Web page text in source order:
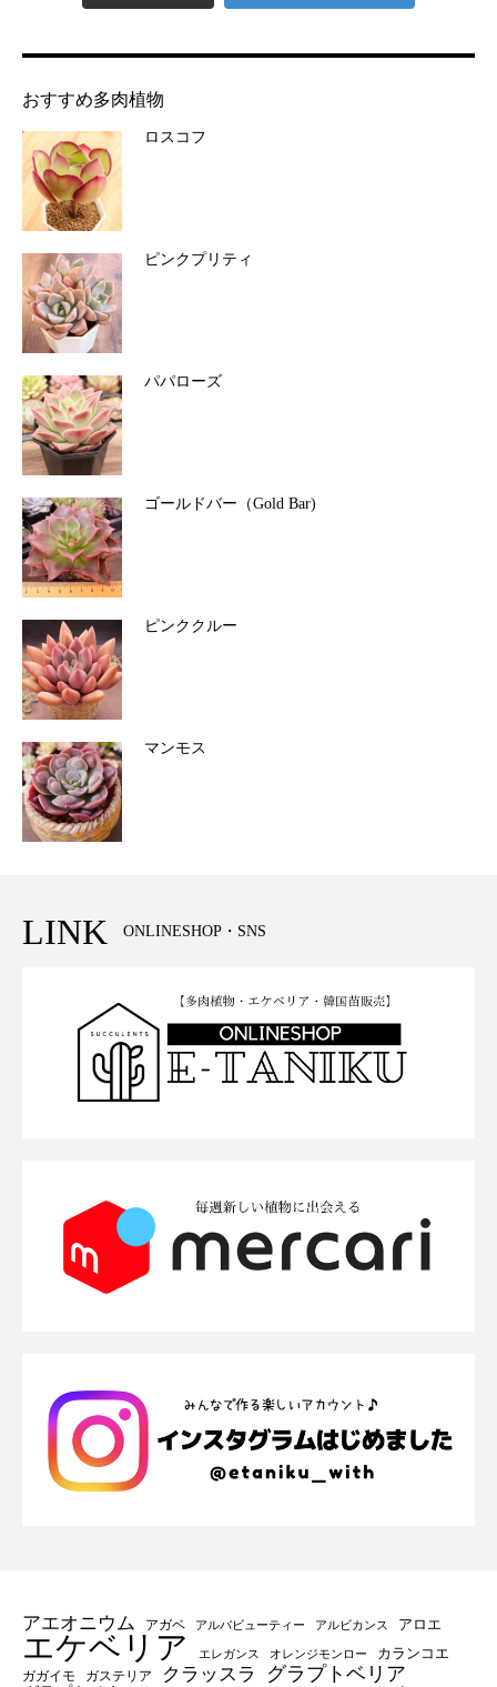
おすすめ多肉植物
ロスコフ
ピンクプリティ
パパローズ
ゴールドバー（Gold Bar)
ピンククルー
マンモス
LINK ONLINESHOP・SNS
アエオニウム アガベ アルバビューティー アルビカンス アロエ
エケベリア エレガンス オレンジモンロー カランコエ
ガガイモ ガステリア クラッスラ グラプトベリア